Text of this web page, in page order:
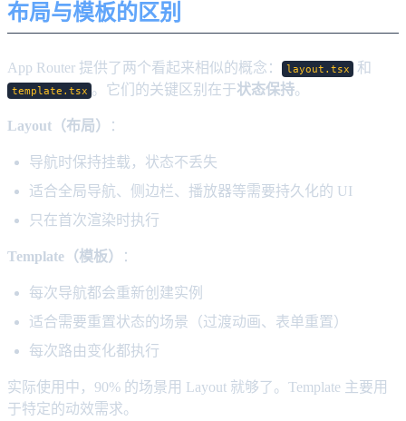
布局与模板的区别
App Router 提供了两个看起来相似的概念： layout.tsx 和
template.tsx 。它们的关键区别在于状态保持。
Layout（布局） ：
导航时保持挂载，状态不丢失
适合全局导航、侧边栏、播放器等需要持久化的 UI
只在首次渲染时执行
Template（模板） ：
每次导航都会重新创建实例
适合需要重置状态的场景（过渡动画、表单重置）
每次路由变化都执行
实际使用中，90% 的场景用 Layout 就够了。Template 主要用
于特定的动效需求。